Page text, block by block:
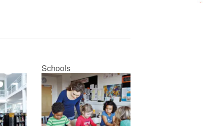
Schools